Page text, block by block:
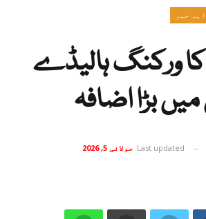
اہم خبر
کا ورکنگ ہالیڈے
بڑا اضافہ
Last updated جولائی 5, 2026